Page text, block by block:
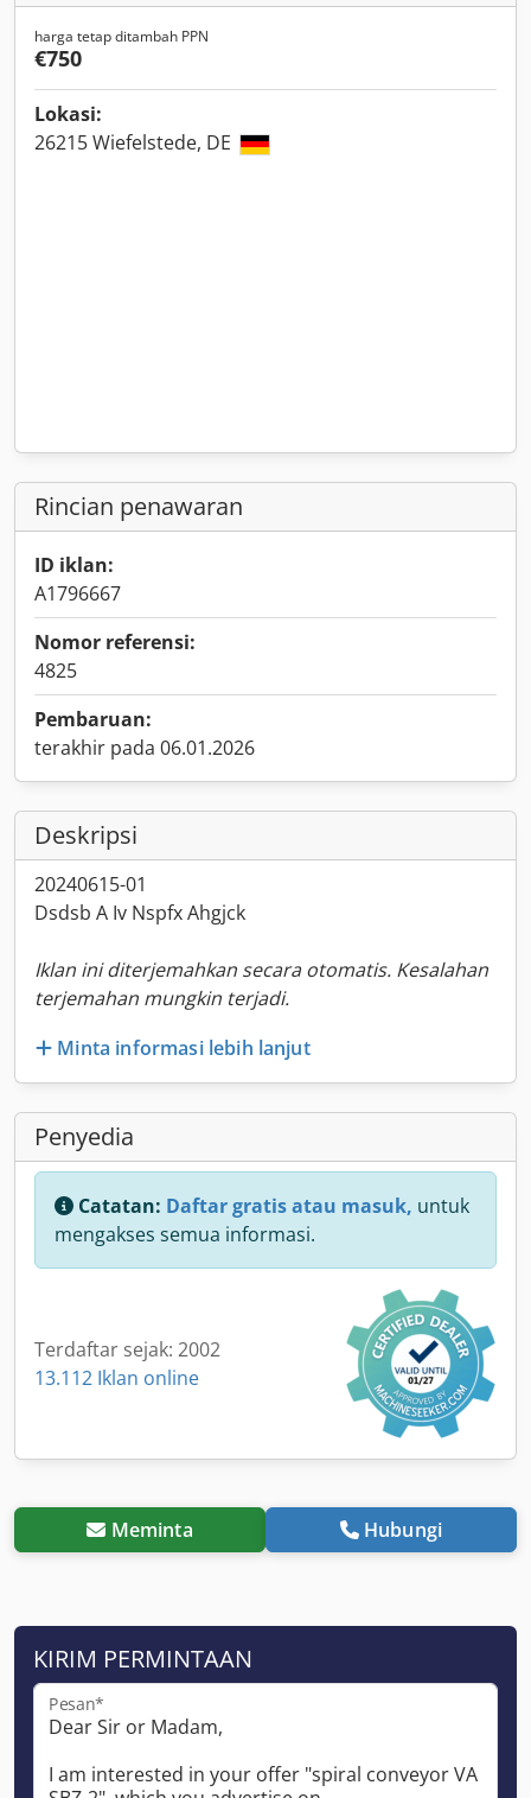
harga tetap ditambah PPN
€750
Lokasi:
26215 Wiefelstede, DE
Rincian penawaran
ID iklan:
A1796667
Nomor referensi:
4825
Pembaruan:
terakhir pada 06.01.2026
Deskripsi
20240615-01
Dsdsb A Iv Nspfx Ahgjck
Iklan ini diterjemahkan secara otomatis. Kesalahan
terjemahan mungkin terjadi.
Minta informasi lebih lanjut
Penyedia
Catatan: Daftar gratis atau masuk, untuk
mengakses semua informasi.
Terdaftar sejak: 2002
13.112 Iklan online
Meminta Hubungi
KIRIM PERMINTAAN
Pesan*